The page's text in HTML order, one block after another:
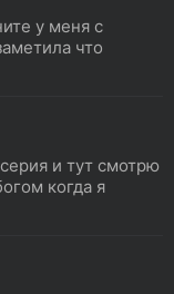
у меня с
что
и тут смотрю
когда я